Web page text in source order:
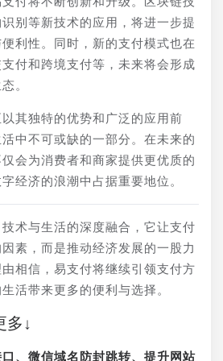
别等新技术的应用，将进一步提
利性。同时，新的支付模式也在
付和跨境支付等，未来将会形成
。
其独特的优势和广泛的应用前
中不可或缺的一部分。在未来的
会为消费者和商家提供更优质的
经济的浪潮中占据重要地位。
术与生活的深度融合，它让支付
素，而是推动经济发展的一股力
相信，易支付将继续引领支付方
活带来更多的便利与选择。
多↓
、微信域名防封跳转、提升网站